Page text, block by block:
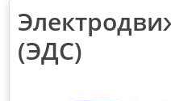
(ЭДС)